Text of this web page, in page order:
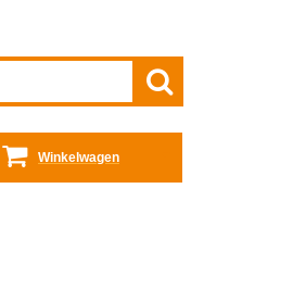
Winkelwagen